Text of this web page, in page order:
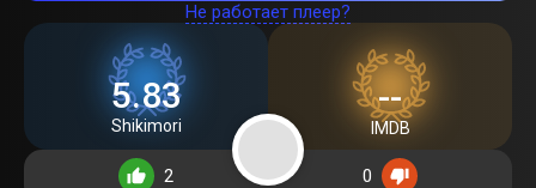
Не работает плеер?
5.83
Shikimori
--
IMDB
2
0